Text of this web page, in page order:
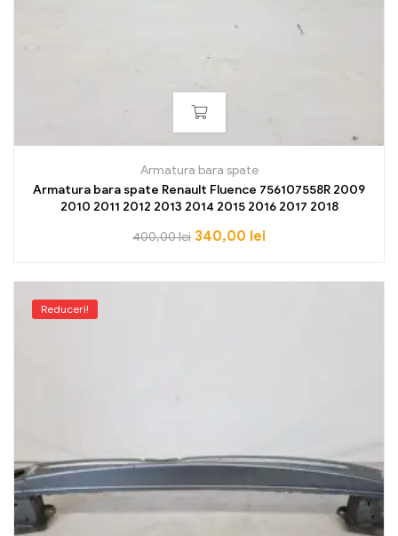
Armatura bara spate
Armatura bara spate Renault Fluence 756107558R 2009
2010 2011 2012 2013 2014 2015 2016 2017 2018
400,00lei 340,00 lei
Reduceri!